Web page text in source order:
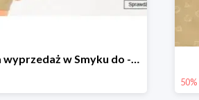
Letnia wyprzedaż w Smyku do -50%
50%